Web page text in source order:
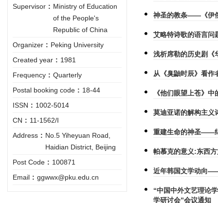
Supervisor : Ministry of Education
of the People's
Republic of China
Organizer : Peking University
Created year : 1981
Frequency : Quarterly
Postal booking code : 18-44
ISSN : 1002-5014
CN : 11-1562/I
Address : No.5 Yiheyuan Road,
Haidian District, Beijing
Post Code : 100871
Email : ggwwx@pku.edu.cn
神圣的教条——《伊
艾略特诗歌的语言问
浅析席勒的历史剧《
从《臭鼬时辰》看作
《他们眼望上苍》
莫迪亚诺的解构主
重建生命的神圣——
帕慕克的意义:东西
近年韩国文学动向
“中国中外文艺理论
学研讨会”会议通知